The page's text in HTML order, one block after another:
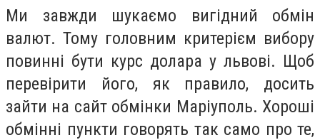
Ми завжди шукаємо вигідний обмін
валют. Тому головним критерієм вибору
повинні бути курс долара у львові. Щоб
перевірити його, як правило, досить
зайти на сайт обмінки Маріуполь. Хороші
обмінні пункти говорять так само про те,